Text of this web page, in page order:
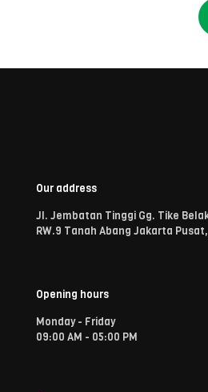
Our address
Jl. Jembatan Tinggi Gg. Tike
RW.9 Tanah Abang Jakarta
Opening hours
Monday - Friday
09:00 AM - 05:00 PM